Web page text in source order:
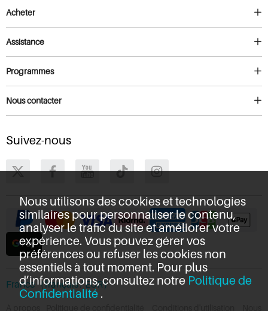
Acheter
Assistance
Programmes
Nous contacter
Suivez-nous
France（français / EUR）
Nous utilisons des cookies et technologies
similaires pour personnaliser le contenu,
analyser le trafic du site et améliorer votre
expérience. Vous pouvez gérer vos
préférences ou refuser les cookies non
essentiels à tout moment. Pour plus
d’informations, consultez notre Politique de
Confidentialité.